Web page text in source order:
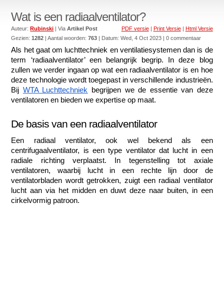
Wat is een radiaalventilator?
PDF versie| Print Versie| Html Versie
Auteur:Rubinski | ViaArtikel Post
Gezien:1282 | Aantal woorden:763 | Datum:Wed, 4 Oct 2023 | 0 commentaar
Als het gaat om luchttechniek en ventilatiesystemen dan is de
term ‘radiaalventilator’ een belangrijk begrip. In deze blog
zullen we verder ingaan op wat een radiaalventilator is en hoe
deze technologie wordt toegepast in verschillende industrieën.
Bij WTA Luchttechniek begrijpen we de essentie van deze
ventilatoren en bieden we expertise op maat.
De basis van een radiaalventilator
Een radiaal ventilator, ook wel bekend als een
centrifugaalventilator, is een type ventilator dat lucht in een
radiale richting verplaatst. In tegenstelling tot axiale
ventilatoren, waarbij lucht in een rechte lijn door de
ventilatorbladen wordt getrokken, zuigt een radiaal ventilator
lucht aan via het midden en duwt deze naar buiten, in een
cirkelvormig patroon.